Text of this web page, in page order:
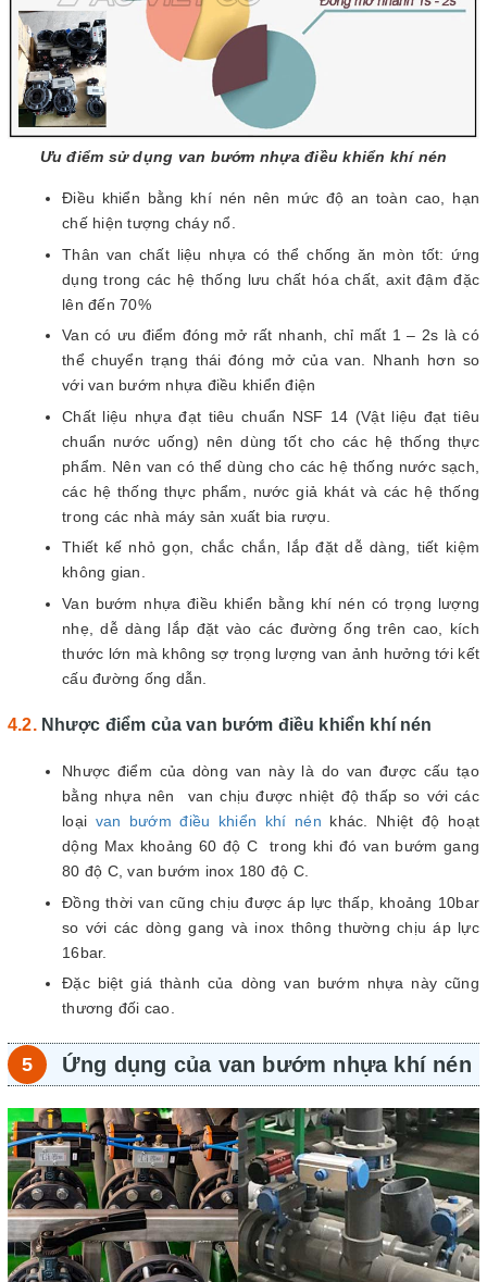
Ưu điểm sử dụng van bướm nhựa điều khiển khí nén
Điều khiển bằng khí nén nên mức độ an toàn cao, hạn
chế hiện tượng cháy nổ.
Thân van chất liệu nhựa có thể chống ăn mòn tốt: ứng
dụng trong các hệ thống lưu chất hóa chất, axit đậm đặc
lên đến 70%
Van có ưu điểm đóng mở rất nhanh, chỉ mất 1 – 2s là có
thể chuyển trạng thái đóng mở của van. Nhanh hơn so
với van bướm nhựa điều khiển điện
Chất liệu nhựa đạt tiêu chuẩn NSF 14 (Vật liệu đạt tiêu
chuẩn nước uống) nên dùng tốt cho các hệ thống thực
phẩm. Nên van có thể dùng cho các hệ thống nước sạch,
các hệ thống thực phẩm, nước giả khát và các hệ thống
trong các nhà máy sản xuất bia rượu.
Thiết kế nhỏ gọn, chắc chắn, lắp đặt dễ dàng, tiết kiệm
không gian.
Van bướm nhựa điều khiển bằng khí nén có trọng lượng
nhẹ, dễ dàng lắp đặt vào các đường ống trên cao, kích
thước lớn mà không sợ trọng lượng van ảnh hưởng tới kết
cấu đường ống dẫn.
Nhược điểm của van bướm điều khiển khí nén
Nhược điểm của dòng van này là do van được cấu tạo
bằng nhựa nên van chịu được nhiệt độ thấp so với các
loại van bướm điều khiển khí nén khác. Nhiệt độ hoạt
dộng Max khoảng 60 độ C trong khi đó van bướm gang
80 độ C, van bướm inox 180 độ C.
Đồng thời van cũng chịu được áp lực thấp, khoảng 10bar
so với các dòng gang và inox thông thường chịu áp lực
16bar.
Đặc biệt giá thành của dòng van bướm nhựa này cũng
thương đối cao.
Ứng dụng của van bướm nhựa khí nén